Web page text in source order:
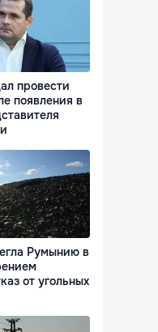
провести
появления в
Румынию в
от угольных